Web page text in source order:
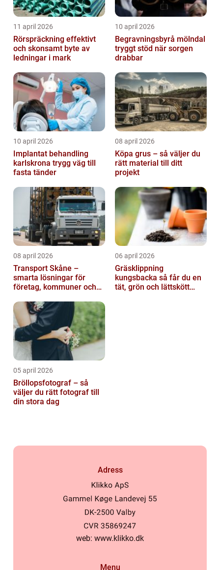
11 april 2026
Rörspräckning effektivt
och skonsamt byte av
ledningar i mark
10 april 2026
Begravningsbyrå mölndal
tryggt stöd när sorgen
drabbar
10 april 2026
Implantat behandling
karlskrona trygg väg till
fasta tänder
08 april 2026
Köpa grus – så väljer du
rätt material till ditt
projekt
08 april 2026
Transport Skåne –
smarta lösningar för
företag, kommuner och
06 april 2026
Gräsklippning
kungsbacka så får du en
tät, grön och lättskött
05 april 2026
Bröllopsfotograf – så
väljer du rätt fotograf till
din stora dag
Adress
web: www.klikko.dk
Menu